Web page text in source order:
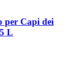
per Capi dei
L